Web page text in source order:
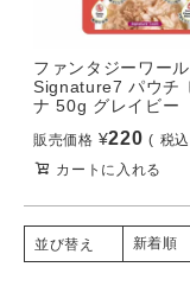
ファンタジーワー
Signature7 パウチ
ナ 50g グレイビー
販売価格 ¥220
税込
カートに入れる
並び替え 新着順